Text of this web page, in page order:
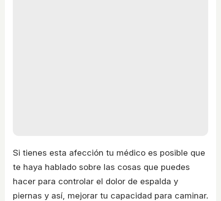
Si tienes esta afección tu médico es posible que
te haya hablado sobre las cosas que puedes
hacer para controlar el dolor de espalda y
piernas y así, mejorar tu capacidad para caminar.